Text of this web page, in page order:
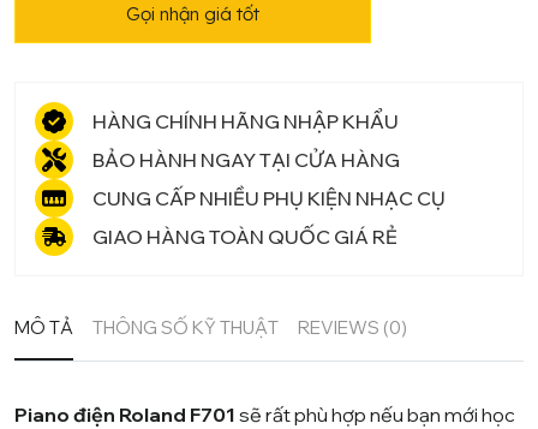
lượng
Gọi nhận giá tốt
HÀNG CHÍNH HÃNG NHẬP KHẨU
BẢO HÀNH NGAY TẠI CỬA HÀNG
CUNG CẤP NHIỀU PHỤ KIỆN NHẠC CỤ
GIAO HÀNG TOÀN QUỐC GIÁ RẺ
MÔ TẢ THÔNG SỐ KỸ THUẬT REVIEWS (0)
Piano điện Roland F701 sẽ rất phù hợp nếu bạn mới học